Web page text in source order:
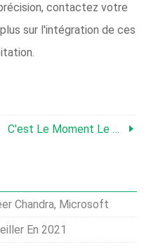
contactez votre
sur l'intégration de ces
C'est Le Moment Le Plus Merveilleux (et Le Plus Précis) De L'année !
Chandra, Microsoft
En 2021